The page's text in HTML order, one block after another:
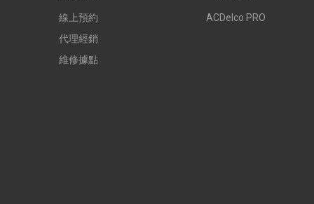
線上預約
代理經銷
維修據點
ACDelco PRO